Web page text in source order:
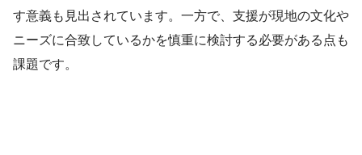
す意義も見出されています。一方で、支援が現地の文化や
ニーズに合致しているかを慎重に検討する必要がある点も
課題です。